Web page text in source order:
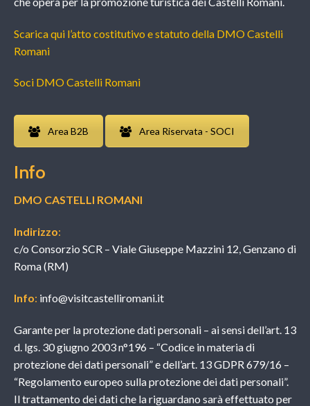
Scarica qui l’atto costitutivo e statuto della DMO Castelli
Romani
Soci DMO Castelli Romani
Area B2B Area Riservata - SOCI
Info
DMO CASTELLI ROMANI
Indirizzo:
c/o Consorzio SCR – Viale Giuseppe Mazzini 12, Genzano di
Roma (RM)
Info: info@visitcastelliromani.it
Garante per la protezione dati personali – ai sensi dell’art. 13
d. lgs. 30 giugno 2003 n°196 – “Codice in materia di
protezione dei dati personali” e dell’art. 13 GDPR 679/16 –
“Regolamento europeo sulla protezione dei dati personali”.
Il trattamento dei dati che la riguardano sarà effettuato per